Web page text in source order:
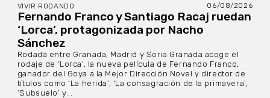
VIVIR RODANDO 06/08/2026
Fernando Franco y Santiago Racaj ruedan
‘Lorca’, protagonizada por Nacho
Sánchez
Rodada entre Granada, Madrid y Soria Granada acoge el
rodaje de ‘Lorca’, la nueva película de Fernando Franco,
ganador del Goya a la Mejor Dirección Novel y director de
títulos como ‘La herida’, ‘La consagración de la primavera’,
‘Subsuelo’ y...